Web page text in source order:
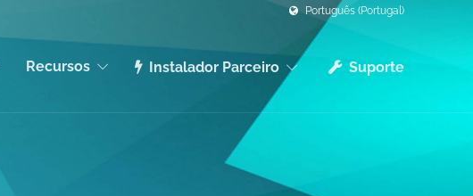
Português (Portugal)
Recursos Instalador Parceiro Suporte